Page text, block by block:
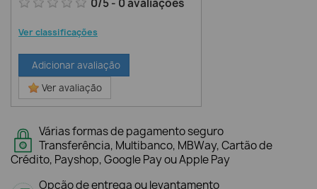
0/5- 0avaliações
Ver classificações
Adicionar avaliação
Ver avaliação
Várias formas de pagamento seguro
Transferência, Multibanco, MBWay, Cartão de
Crédito, Payshop, Google Pay ou Apple Pay
Opção de entrega ou levantamento